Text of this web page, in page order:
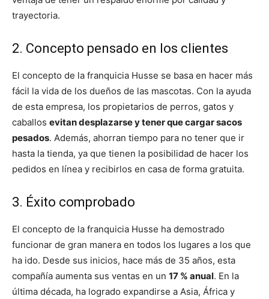
trayectoria.
2. Concepto pensado en los clientes
El concepto de la franquicia Husse se basa en hacer más
fácil la vida de los dueños de las mascotas. Con la ayuda
de esta empresa, los propietarios de perros, gatos y
caballos evitan desplazarse y tener que cargar sacos
pesados. Además, ahorran tiempo para no tener que ir
hasta la tienda, ya que tienen la posibilidad de hacer los
pedidos en línea y recibirlos en casa de forma gratuita.
3. Éxito comprobado
El concepto de la franquicia Husse ha demostrado
funcionar de gran manera en todos los lugares a los que
ha ido. Desde sus inicios, hace más de 35 años, esta
compañía aumenta sus ventas en un 17 % anual. En la
última década, ha logrado expandirse a Asia, África y